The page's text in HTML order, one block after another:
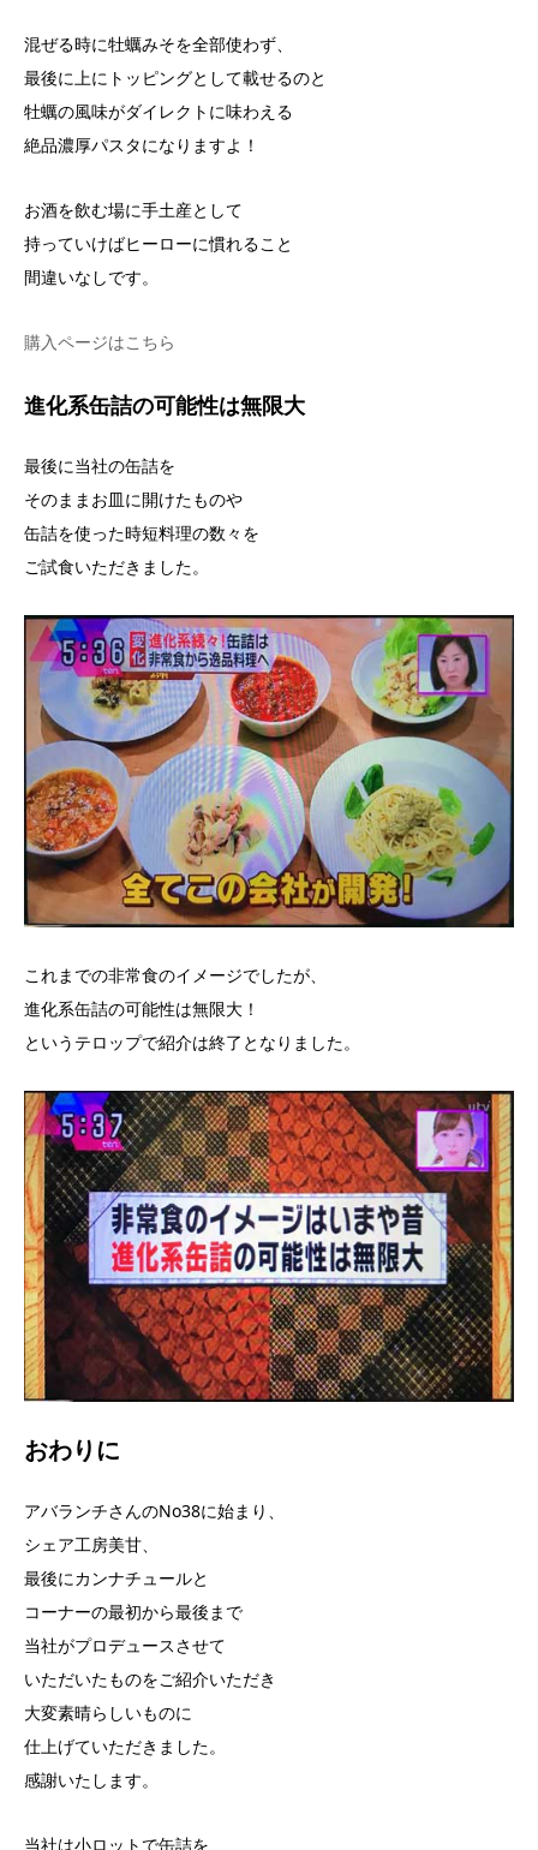
混ぜる時に牡蠣みそを全部使わず、
最後に上にトッピングとして載せるのと
牡蠣の風味がダイレクトに味わえる
絶品濃厚パスタになりますよ！
お酒を飲む場に手土産として
持っていけばヒーローに慣れること
間違いなしです。
購入ページはこちら
進化系缶詰の可能性は無限大
最後に当社の缶詰を
そのままお皿に開けたものや
缶詰を使った時短料理の数々を
ご試食いただきました。
これまでの非常食のイメージでしたが、
進化系缶詰の可能性は無限大！
というテロップで紹介は終了となりました。
おわりに
アバランチさんのNo38に始まり、
シェア工房美甘、
最後にカンナチュールと
コーナーの最初から最後まで
当社がプロデュースさせて
いただいたものをご紹介いただき
大変素晴らしいものに
仕上げていただきました。
感謝いたします。
当社は小ロットで缶詰を